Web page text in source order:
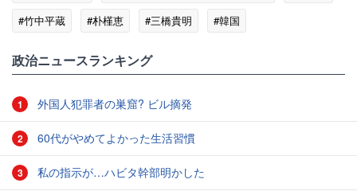
#竹中平蔵
#朴槿恵 #三橋貴明 #韓国
政治ニュースランキング
1 外国人犯罪者の巣窟? ビル摘発
2 60代がやめてよかった生活習慣
3 私の指示が…ハビタ幹部明かした